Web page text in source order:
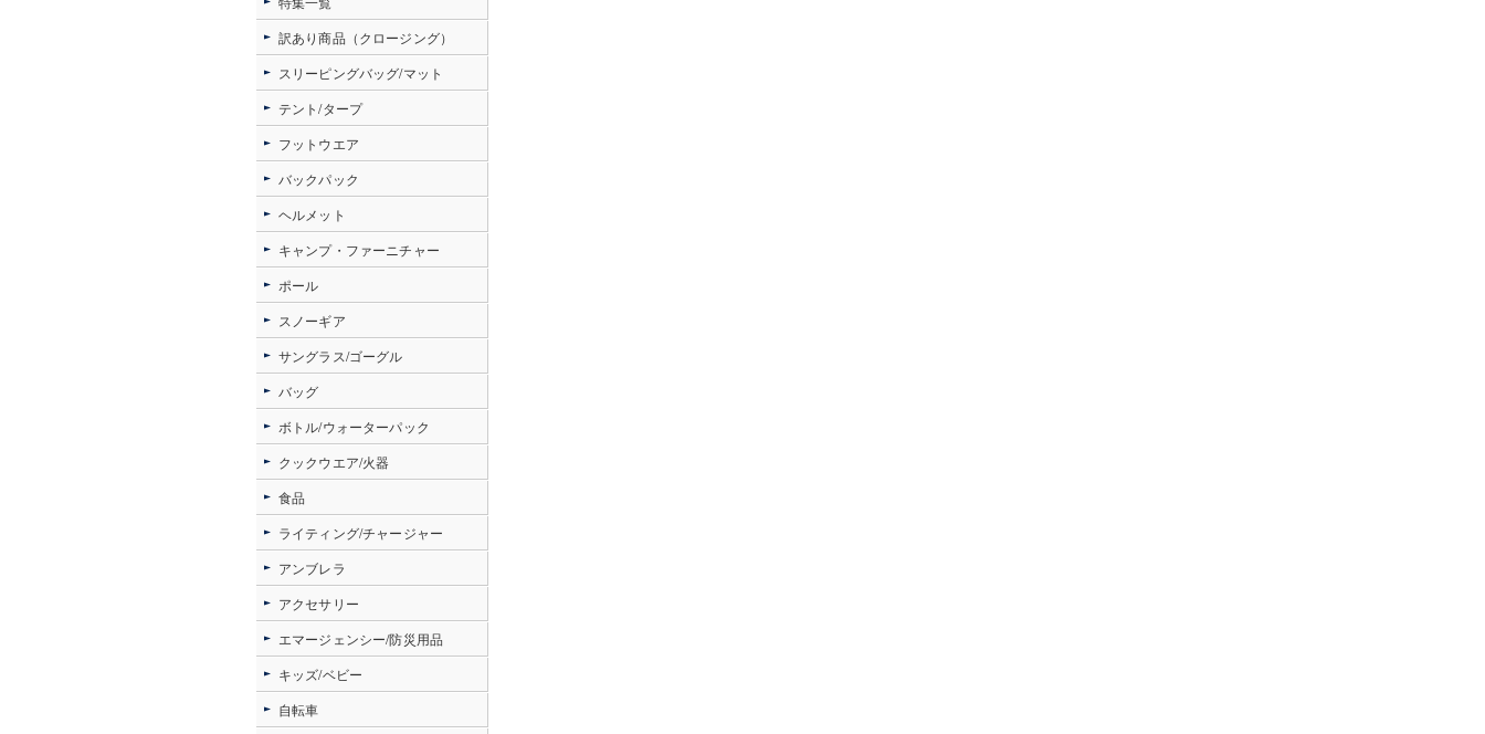
訳あり商品（クロージング）
スリーピングバッグ/マット
テント/タープ
フットウエア
バックパック
ヘルメット
キャンプ・ファーニチャー
ポール
スノーギア
サングラス/ゴーグル
バッグ
ボトル/ウォーターパック
クックウエア/火器
食品
ライティング/チャージャー
アンブレラ
アクセサリー
エマージェンシー/防災用品
キッズ/ベビー
自転車